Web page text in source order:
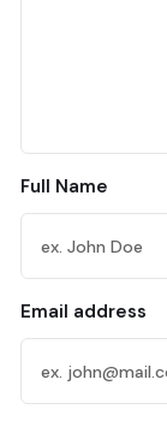
Full Name
Email address